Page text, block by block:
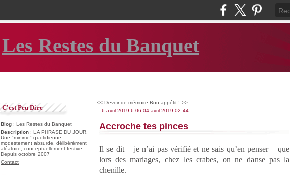
Les Restes du Banquet
C'est Peu Dire
Blog : Les Restes du Banquet
Description : LA PHRASE DU JOUR.
Une "minime" quotidienne,
modestement absurde, délibérément
aléatoire, conceptuellement festive.
Depuis octobre 2007
Contact
<< Devoir de mémoire Bon appétit ! >>
6 avril 2019 6 06 04 avril 2019 02:44
Accroche tes pinces
Il se dit – je n’ai pas vérifié et ne sais qu’en penser – que
lors des mariages, chez les crabes, on ne danse pas la
chenille.